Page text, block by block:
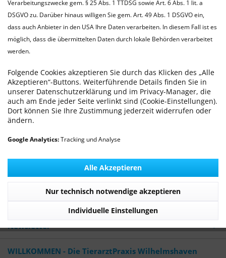
Filtern
Von: Dr. med. vet. Ralf Michling 22.12.16 00:00 0 Kommentare
Unterschätztes Risiko für Kinder, Schwangere, ältere und
Mehr lesen
Rohfleischfütterung
Newsletter
WILLKOMMEN - Die TierarztPraxis Wilhelmshaven
Verarbeitungszwecke gem. § 25 Abs. 1 TTDSG sowie Art. 6 Abs. 1 lit. a
DSGVO zu. Darüber hinaus willigen Sie gem. Art. 49 Abs. 1 DSGVO ein,
dass auch Anbieter in den USA Ihre Daten verarbeiten. In diesem Fall ist es
möglich, dass die übermittelten Daten durch lokale Behörden verarbeitet
werden.
Folgende Cookies akzeptieren Sie durch das Klicken des „Alle
Akzeptieren“-Buttons. Weiterführende Details finden Sie in
unserer Datenschutzerklärung und im Privacy-Manager, die
auch am Ende jeder Seite verlinkt sind (Cookie-Einstellungen).
Dort können Sie Ihre Zustimmung jederzeit widerrufen oder
ändern.
Google Analytics:Tracking und Analyse
Individuelle Einstellungen
Nur technisch notwendige akzeptieren
Alle Akzeptieren